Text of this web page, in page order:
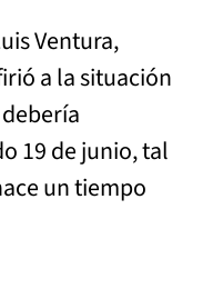
Ventura,
a la situación
19 de junio, tal
un tiempo